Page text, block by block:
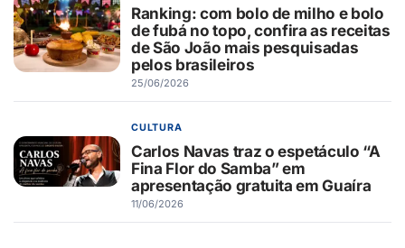
Ranking: com bolo de milho e bolo
de fubá no topo, confira as receitas
de São João mais pesquisadas
pelos brasileiros
25/06/2026
CULTURA
Carlos Navas traz o espetáculo “A
Fina Flor do Samba” em
apresentação gratuita em Guaíra
11/06/2026